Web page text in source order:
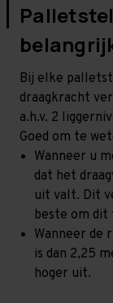
Bij elke
draagkracht
a.h.v. 2
Goed om te
Wanneer u
dat het
uit valt. Dit
beste om
Wanneer de
is dan 2,25
hoger uit.